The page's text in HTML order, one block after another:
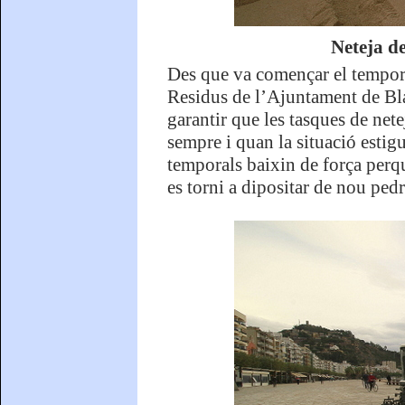
Neteja
Des que va començar el
Residus de l’Ajuntament de
garantir que les tasques de
sempre i quan la situació
temporals baixin de força
es torni a dipositar de nou